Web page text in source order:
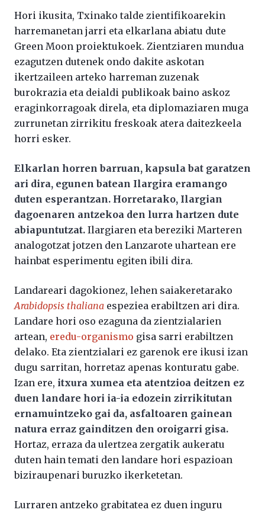
Hori ikusita, Txinako talde zientifikoarekin
harremanetan jarri eta elkarlana abiatu dute
Green Moon proiektukoek. Zientziaren mundua
ezagutzen dutenek ondo dakite askotan
ikertzaileen arteko harreman zuzenak
burokrazia eta deialdi publikoak baino askoz
eraginkorragoak direla, eta diplomaziaren muga
zurrunetan zirrikitu freskoak atera daitezkeela
horri esker.
Elkarlan horren barruan, kapsula bat garatzen
ari dira, egunen batean Ilargira eramango
duten esperantzan. Horretarako, Ilargian
dagoenaren antzekoa den lurra hartzen dute
abiapuntutzat. Ilargiaren eta bereziki Marteren
analogotzat jotzen den Lanzarote uhartean ere
hainbat esperimentu egiten ibili dira.
Landareari dagokionez, lehen saiakeretarako
Arabidopsis thaliana espeziea erabiltzen ari dira.
Landare hori oso ezaguna da zientzialarien
artean, eredu-organismo gisa sarri erabiltzen
delako. Eta zientzialari ez garenok ere ikusi izan
dugu sarritan, horretaz apenas konturatu gabe.
Izan ere, itxura xumea eta atentzioa deitzen ez
duen landare hori ia-ia edozein zirrikitutan
ernamuintzeko gai da, asfaltoaren gainean
natura erraz gainditzen den oroigarri gisa.
Hortaz, erraza da ulertzea zergatik aukeratu
duten hain temati den landare hori espazioan
biziraupenari buruzko ikerketetan.
Lurraren antzeko grabitatea ez duen inguru